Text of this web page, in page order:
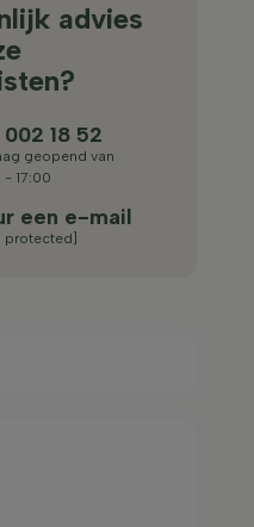
advies
18 52
geopend van
17:00
een e-mail
protected]